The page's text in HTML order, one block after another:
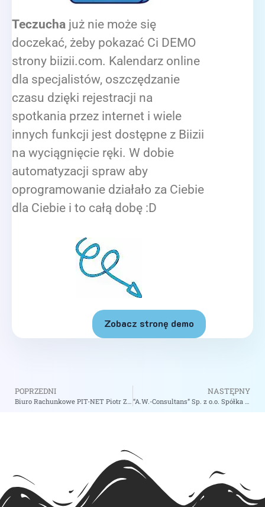
Teczucha już nie może się
doczekać, żeby pokazać Ci DEMO
strony biizii.com. Kalendarz online
dla specjalistów, oszczędzanie
czasu dzięki rejestracji na
spotkania przez internet i wiele
innych funkcji jest dostępne z Biizii
na wyciągnięcie ręki. W dobie
automatyzacji spraw aby
oprogramowanie działało za Ciebie
dla Ciebie i to całą dobę :D
Zobacz stronę demo
POPRZEDNI
Biuro Rachunkowe PIT-NET Piotr Zając – zobacz na biizii.com
NASTĘPNY
“A.W.-Consultans” Sp. z o.o. Spółka Doradztwo Podatkowego – zobacz na biizii.com